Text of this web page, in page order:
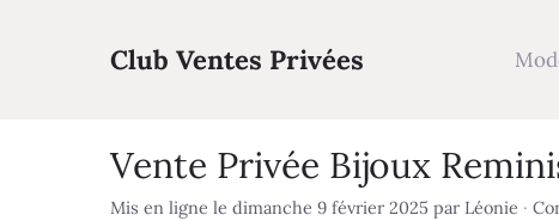
Club Ventes Privées
Vente Privée Bijoux
Mis en ligne le dimanche 9 février 2025 par Léonie ·